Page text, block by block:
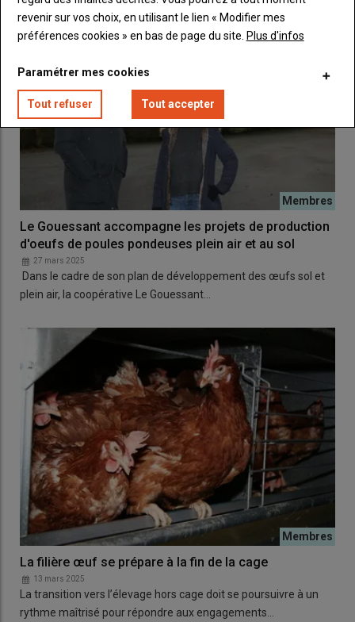
Le Gouessant accompagne les projets de production
d'oeufs de poules pondeuses plein air et au sol
27 mars 2025
Dans le cadre de son plan de développement des œufs sol et
plein air, la coopérative Le Gouessant…
La filière œuf se prépare à la fin de la cage
13 mars 2025
La transition vers l’élevage hors cage doit se poursuivre à un
rythme maîtrisé pour répondre aux engagements…
revenir sur vos choix, en utilisant le lien « Modifier mes
préférences cookies » en bas de page du site. Plus d'infos
Paramétrer mes cookies
Tout refuser Tout accepter